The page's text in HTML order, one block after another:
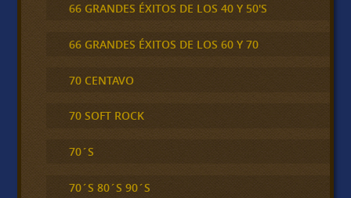
66 GRANDES ÉXITOS DE LOS 40 Y 50'S
66 GRANDES ÉXITOS DE LOS 60 Y 70
70 CENTAVO
70 SOFT ROCK
70´S
70´S 80´S 90´S